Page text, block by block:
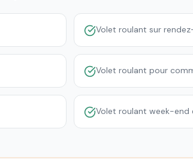
Volet roulant sur
Volet roulant pour
Volet roulant week-end